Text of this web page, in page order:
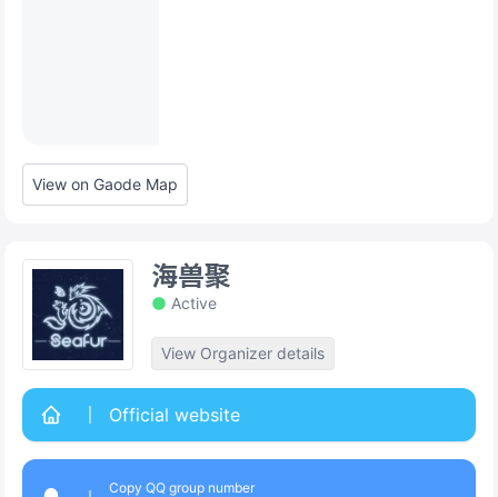
View on Gaode Map
海兽聚
Active
View Organizer details
Official website
Copy QQ group number